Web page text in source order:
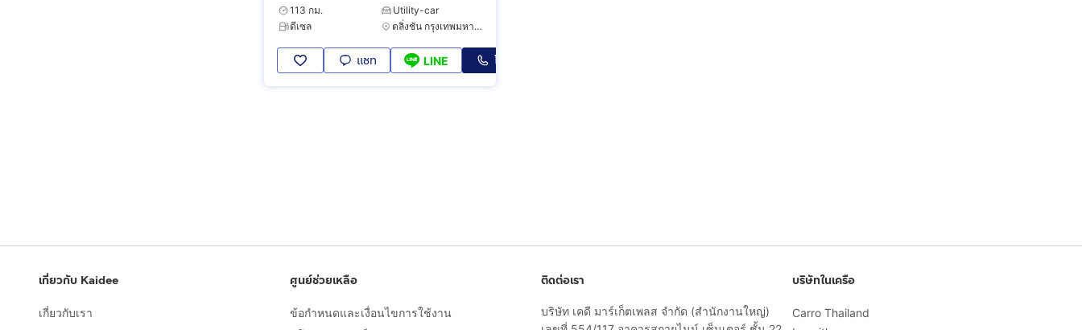
113 กม.
Utility-car
ดีเซล
ตลิ่งชัน กรุงเทพมหานคร
แชท LINE โทร
เกี่ยวกับ Kaidee
เกี่ยวกับเรา
ศูนย์ช่วยเหลือ
ข้อกำหนดและเงื่อนไขการใช้งาน
ติดต่อเรา
บริษัท เคดี มาร์เก็ตเพลส จำกัด (สำนักงานใหญ่)
บริษัทในเครือ
Carro Thailand